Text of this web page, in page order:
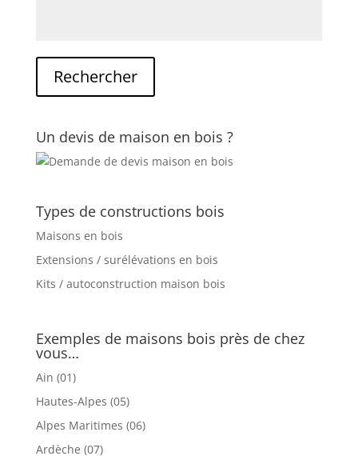
Un devis de maison en bois ?
Types de constructions bois
Maisons en bois
Extensions / surélévations en bois
Kits / autoconstruction maison bois
Exemples de maisons bois près de chez
vous…
Ain (01)
Hautes-Alpes (05)
Alpes Maritimes (06)
Ardèche (07)